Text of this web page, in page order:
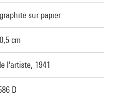
sur papier
cm
l'artiste, 1941
D